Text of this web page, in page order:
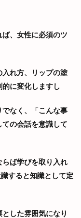
、女性に必須のツ
入れ方、リップの塗
に変化しますし
なく、「こんな事
の会話を意識して
ば学びを取り入れ
すると知識として定
した雰囲気になり